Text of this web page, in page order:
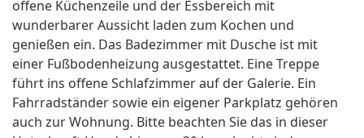
offene Küchenzeile und der Essbereich mit
wunderbarer Aussicht laden zum Kochen und
genießen ein. Das Badezimmer mit Dusche ist mit
einer Fußbodenheizung ausgestattet. Eine Treppe
führt ins offene Schlafzimmer auf der Galerie. Ein
Fahrradständer sowie ein eigener Parkplatz gehören
auch zur Wohnung. Bitte beachten Sie das in dieser